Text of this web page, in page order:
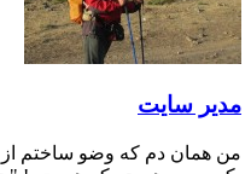
مدیر سایت
من همان دم که وضو ساختم